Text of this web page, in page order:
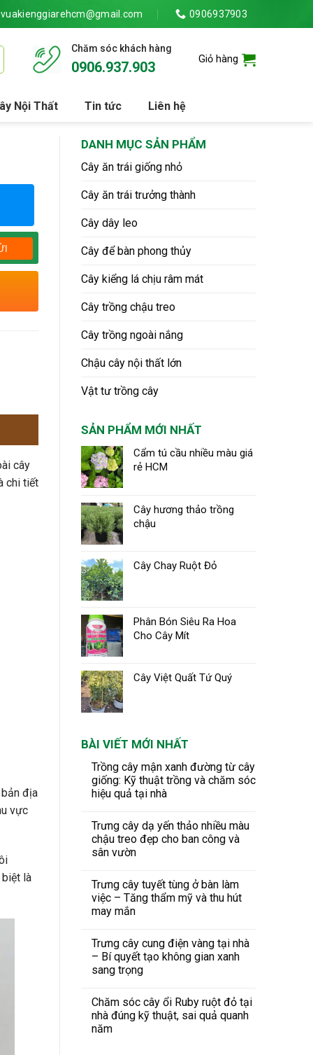
vuakienggiarehcm@gmail.com 0906937903
Chăm sóc khách hàng
0906.937.903 Giỏ hàng
Nội Thất Tin tức Liên hệ
DANH MỤC SẢN PHẨM
Cây ăn trái giống nhỏ
Cây ăn trái trưởng thành
Cây dây leo
Cây để bàn phong thủy
Cây kiểng lá chịu râm mát
Cây trồng chậu treo
Cây trồng ngoài nắng
Chậu cây nội thất lớn
Vật tư trồng cây
SẢN PHẨM MỚI NHẤT
Cẩm tú cầu nhiều màu giá
rẻ HCM
Cây hương thảo trồng
chậu
Cây Chay Ruột Đỏ
Phân Bón Siêu Ra Hoa
Cho Cây Mít
Cây Việt Quất Tứ Quý
BÀI VIẾT MỚI NHẤT
Trồng cây mận xanh đường từ cây
giống: Kỹ thuật trồng và chăm sóc
hiệu quả tại nhà
Trưng cây dạ yến thảo nhiều màu
chậu treo đẹp cho ban công và
sân vườn
Trưng cây tuyết tùng ở bàn làm
việc – Tăng thẩm mỹ và thu hút
may mắn
Trưng cây cung điện vàng tại nhà
– Bí quyết tạo không gian xanh
sang trọng
Chăm sóc cây ổi Ruby ruột đỏ tại
nhà đúng kỹ thuật, sai quả quanh
năm
cây
chi tiết
địa
vực
biệt là